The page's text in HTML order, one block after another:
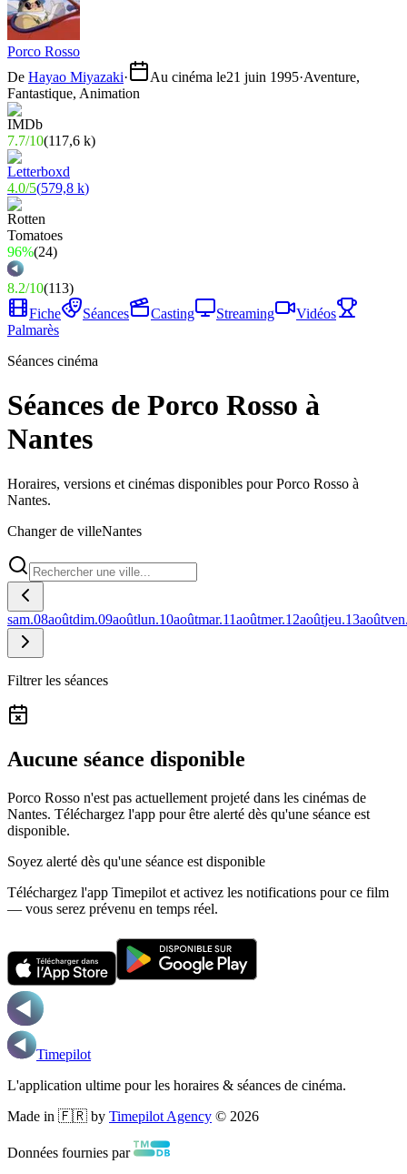
Porco Rosso
De Hayao Miyazaki· Au cinéma le21 juin 1995·Aventure,
Fantastique, Animation
7.7/10(117,6 k)
4.0/5(579,8 k)
96%(24)
8.2/10(113)
Fiche
Séances Casting Streaming
Vidéos
Palmarès
Séances cinéma
Séances de Porco Rosso à
Nantes
Horaires, versions et cinémas disponibles pour Porco Rosso à
Nantes.
Changer de villeNantes
sam.08aoûtdim.09aoûtlun.10aoûtmar.11aoûtmer.12aoûtjeu.13août
Filtrer les séances
Aucune séance disponible
Porco Rosso n'est pas actuellement projeté dans les cinémas de
Nantes. Téléchargez l'app pour être alerté dès qu'une séance est
disponible.
Soyez alerté dès qu'une séance est disponible
Téléchargez l'app Timepilot et activez les notifications pour ce film
— vous serez prévenu en temps réel.
Timepilot
L'application ultime pour les horaires & séances de cinéma.
Made in 🇫🇷 by Timepilot Agency © 2026
Données fournies par